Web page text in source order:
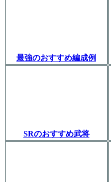
最強のおすすめ編成例
SRのおすすめ武将